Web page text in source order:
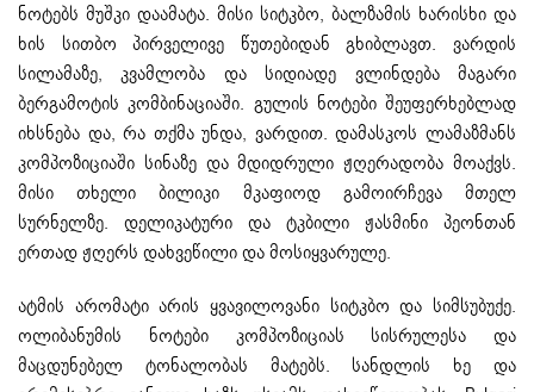
ნოტებს მუშკი დაამატა. მისი სიტკბო, ბალზამის ხარისხი და
ხის სითბო პირველივე წუთებიდან გხიბლავთ. ვარდის
სილამაზე, კვამლობა და სიდიადე ვლინდება მაგარი
ბერგამოტის კომბინაციაში. გულის ნოტები შეუფერხებლად
იხსნება და, რა თქმა უნდა, ვარდით. დამასკოს ლამაზმანს
კომპოზიციაში სინაზე და მდიდრული ჟღერადობა მოაქვს.
მისი თხელი ბილიკი მკაფიოდ გამოირჩევა მთელ
სურნელზე. დელიკატური და ტკბილი ჟასმინი პეონთან
ერთად ჟღერს დახვეწილი და მოსიყვარულე.
ატმის არომატი არის ყვავილოვანი სიტკბო და სიმსუბუქე.
ოლიბანუმის ნოტები კომპოზიციას სისრულესა და
მაცდუნებელ ტონალობას მატებს. სანდლის ხე და